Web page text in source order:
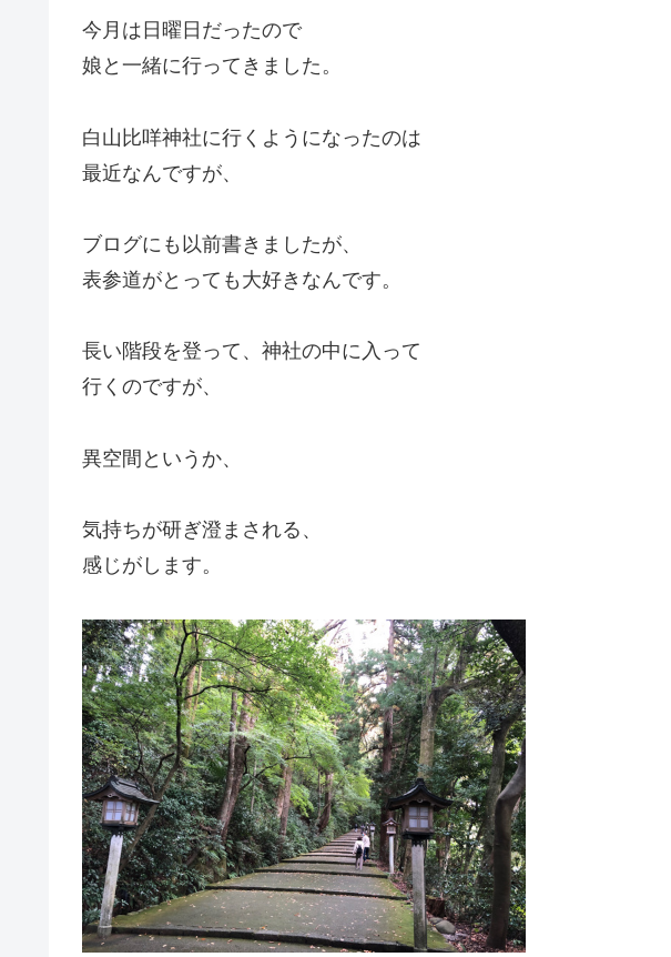
今月は日曜日だったので
娘と一緒に行ってきました。
白山比咩神社に行くようになったのは
最近なんですが、
ブログにも以前書きましたが、
表参道がとっても大好きなんです。
長い階段を登って、神社の中に入って
行くのですが、
異空間というか、
気持ちが研ぎ澄まされる、
感じがします。